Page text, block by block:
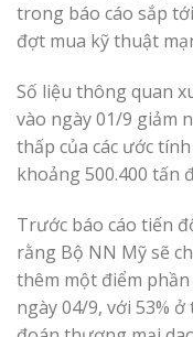
trong báo cáo sắp
đợt mua kỹ thuật
Số liệu thông quan
vào ngày 01/9 giảm
thấp của các ước
khoảng 500.400 tấn
Trước báo cáo tiến
rằng Bộ NN Mỹ sẽ
thêm một điểm
ngày 04/9, với 53%